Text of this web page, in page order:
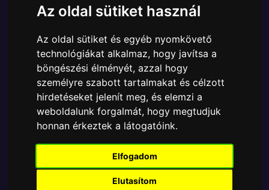
Az oldal sütiket használ
Az oldal sütiket és egyéb nyomkövető
technológiákat alkalmaz, hogy javítsa a
böngészési élményét, azzal hogy
személyre szabott tartalmakat és célzott
hirdetéseket jelenít meg, és elemzi a
weboldalunk forgalmát, hogy megtudjuk
honnan érkeztek a látogatóink.
Elfogadom
Elutasítom
Cikkszám:889698803076
Ára:6890 Ft
A Funko POP - Games egyik népszerű terméke a
Funko - Video & Games Sonic The Hedgehog Cream
with Cheese gyűjtői vinyl karakter, amely ablakos
csomagolásban azaz - POP In a Box - várja új
gazdáját.
TOVÁBB A VÁSÁRLÁSRA